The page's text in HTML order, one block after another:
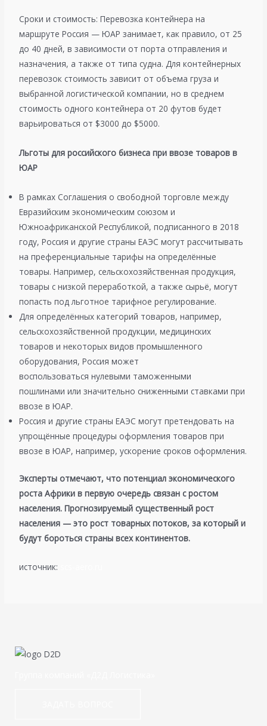
Сроки и стоимость: Перевозка контейнера на
маршруте Россия — ЮАР занимает, как правило, от 25
до 40 дней, в зависимости от порта отправления и
назначения, а также от типа судна. Для контейнерных
перевозок стоимость зависит от объема груза и
выбранной логистической компании, но в среднем
стоимость одного контейнера от 20 футов будет
варьироваться от $3000 до $5000.
Льготы для российского бизнеса при ввозе товаров в
ЮАР
В рамках Соглашения о свободной торговле между
Евразийским экономическим союзом и
Южноафриканской Республикой, подписанного в 2018
году, Россия и другие страны ЕАЭС могут рассчитывать
на преференциальные тарифы на определённые
товары. Например, сельскохозяйственная продукция,
товары с низкой переработкой, а также сырьё, могут
попасть под льготное тарифное регулирование.
Для определённых категорий товаров, например,
сельскохозяйственной продукции, медицинских
товаров и некоторых видов промышленного
оборудования, Россия может
воспользоваться нулевыми таможенными
пошлинами или значительно сниженными ставками при
ввозе в ЮАР.
Россия и другие страны ЕАЭС могут претендовать на
упрощённые процедуры оформления товаров при
ввозе в ЮАР, например, ускорение сроков оформления.
Эксперты отмечают, что потенциал экономического
роста Африки в первую очередь связан с ростом
населения. Прогнозируемый существенный рост
населения — это рост товарных потоков, за который и
будут бороться страны всех континентов.
источник: